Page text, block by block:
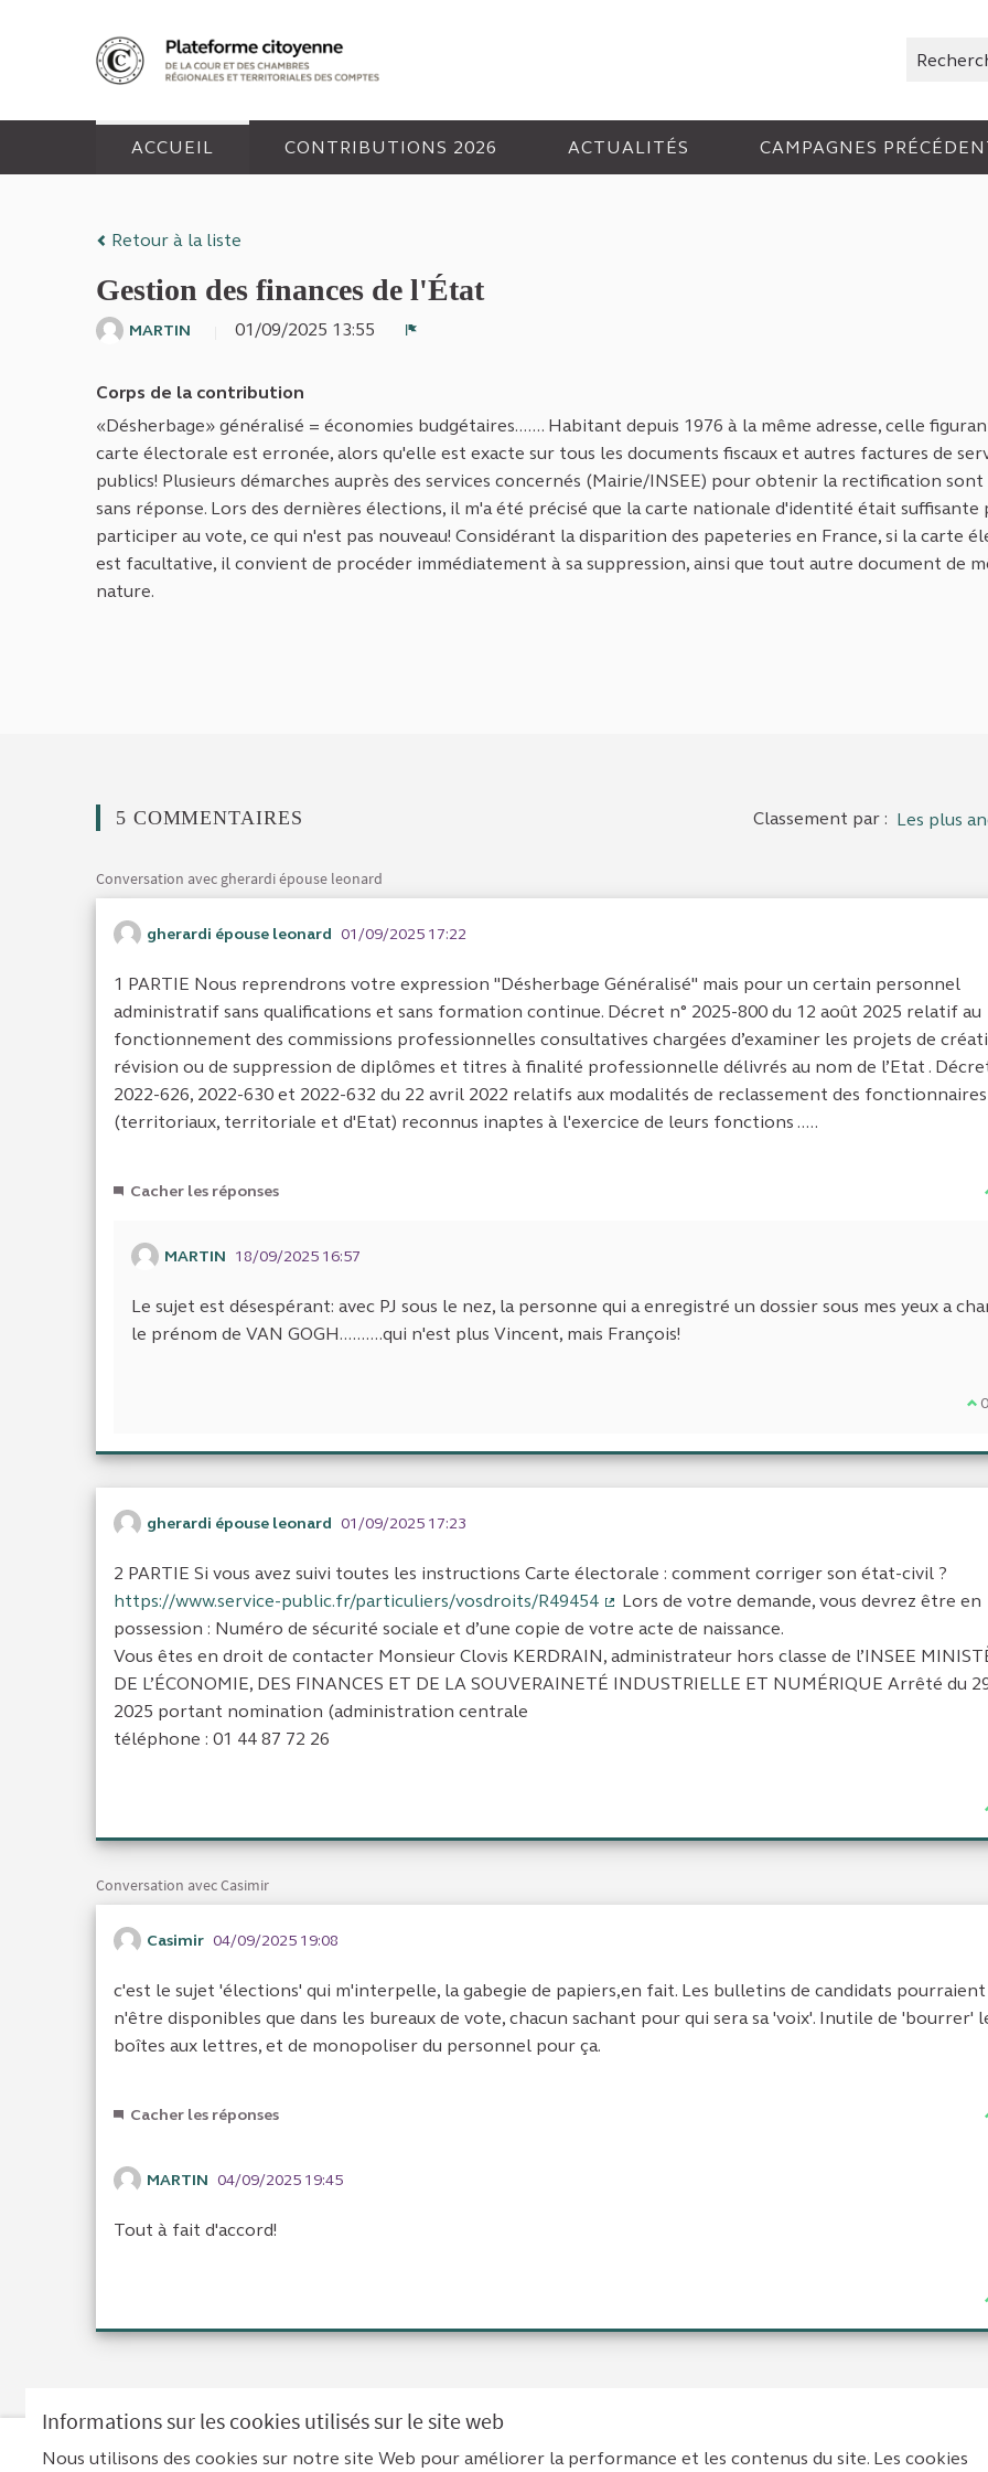
Informations sur les cookies utilisés sur le site web
Nous utilisons des cookies sur notre site Web pour améliorer la performance et les contenus du site. Les cookies
Rechercher
ACCUEIL CONTRIBUTIONS 2026 ACTUALITÉS CAMPAGNES
Retour à la liste
Gestion des finances de l'État
MARTIN
01/09/2025 13:55
Corps de la contribution
«Désherbage» généralisé = économies budgétaires....... Habitant depuis 1976 à la même adresse, celle
carte électorale est erronée, alors qu'elle est exacte sur tous les documents fiscaux et autres factures de
publics! Plusieurs démarches auprès des services concernés (Mairie/INSEE) pour obtenir la rectification sont
sans réponse. Lors des dernières élections, il m'a été précisé que la carte nationale d'identité était suffisante
participer au vote, ce qui n'est pas nouveau! Considérant la disparition des papeteries en France, si la carte
est facultative, il convient de procéder immédiatement à sa suppression, ainsi que tout autre document de
nature.
5 COMMENTAIRES Classement par : Les plus
Conversation avec gherardi épouse leonard
gherardi épouse leonard 01/09/2025 17:22
1 PARTIE Nous reprendrons votre expression "Désherbage Généralisé" mais pour un certain personnel
administratif sans qualifications et sans formation continue. Décret n° 2025-800 du 12 août 2025 relatif au
fonctionnement des commissions professionnelles consultatives chargées d’examiner les projets de
révision ou de suppression de diplômes et titres à finalité professionnelle délivrés au nom de l’Etat .
2022-626, 2022-630 et 2022-632 du 22 avril 2022 relatifs aux modalités de reclassement des fonctionnaires
(territoriaux, territoriale et d'Etat) reconnus inaptes à l'exercice de leurs fonctions .....
Cacher les réponses
MARTIN 18/09/2025 16:57
Le sujet est désespérant: avec PJ sous le nez, la personne qui a enregistré un dossier sous mes yeux a
le prénom de VAN GOGH..........qui n'est plus Vincent, mais François!
Je0
gherardi épouse leonard 01/09/2025 17:23
2 PARTIE Si vous avez suivi toutes les instructions Carte électorale : comment corriger son état-civil ?
https://www.service-public.fr/particuliers/vosdroits/R49454
(Lien externe)
Lors de votre demande, vous devrez être en
possession : Numéro de sécurité sociale et d’une copie de votre acte de naissance.
Vous êtes en droit de contacter Monsieur Clovis KERDRAIN, administrateur hors classe de l’INSEE
DE L’ÉCONOMIE, DES FINANCES ET DE LA SOUVERAINETÉ INDUSTRIELLE ET NUMÉRIQUE Arrêté du
2025 portant nomination (administration centrale
téléphone : 01 44 87 72 26
Conversation avec Casimir
Casimir 04/09/2025 19:08
c'est le sujet 'élections' qui m'interpelle, la gabegie de papiers,en fait. Les bulletins de candidats pourraient
n'être disponibles que dans les bureaux de vote, chacun sachant pour qui sera sa 'voix'. Inutile de 'bourrer'
boîtes aux lettres, et de monopoliser du personnel pour ça.
Cacher les réponses
MARTIN 04/09/2025 19:45
Tout à fait d'accord!
Mentions légales Contact Accessibilité : non conforme